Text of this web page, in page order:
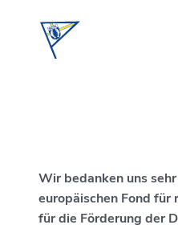
Wir bedanken uns
europäischen Fond
für die Förderung der